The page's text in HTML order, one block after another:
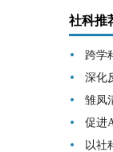
社科推
跨学
深化
雏凤
促进
以社